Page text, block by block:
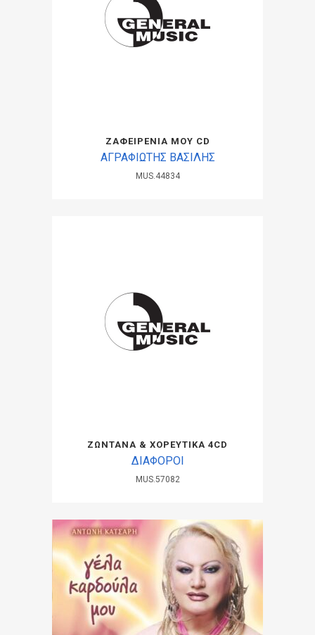
ΖΑΦΕΙΡΕΝΙΑ ΜΟΥ CD
ΑΓΡΑΦΙΩΤΗΣ ΒΑΣΙΛΗΣ
MUS.44834
ΖΩΝΤΑΝΑ & ΧΟΡΕΥΤΙΚΑ 4CD
ΔΙΑΦΟΡΟΙ
MUS.57082